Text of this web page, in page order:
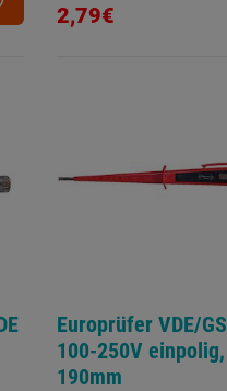
2,79€
Europrüfer VDE/GS
100-250V einpolig,
190mm